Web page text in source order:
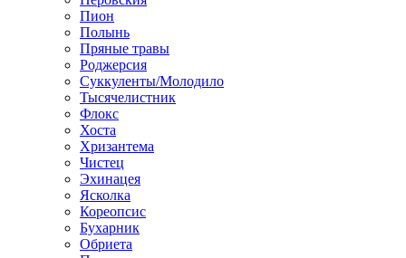
Пион
Полынь
Пряные травы
Роджерсия
Суккуленты/Молодило
Тысячелистник
Флокс
Хоста
Хризантема
Чистец
Эхинацея
Ясколка
Кореопсис
Бухарник
Обриета